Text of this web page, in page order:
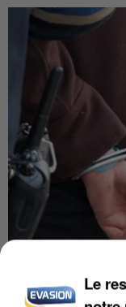
UN SECOND
INTERPELLÉ EN
Le